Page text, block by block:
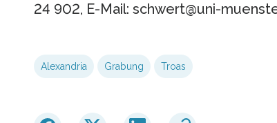
24 902, E-Mail: schwert@uni-
Alexandria Grabung Troas